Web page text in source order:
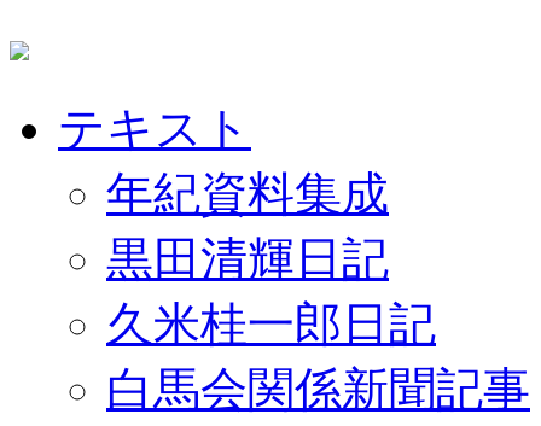
テキスト
年紀資料集成
黒田清輝日記
久米桂一郎日記
白馬会関係新聞記事